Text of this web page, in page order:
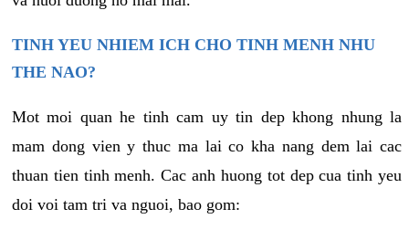
TINH YEU NHIEM ICH CHO TINH MENH NHU
THE NAO?
Mot moi quan he tinh cam uy tin dep khong nhung la
mam dong vien y thuc ma lai co kha nang dem lai cac
thuan tien tinh menh. Cac anh huong tot dep cua tinh yeu
doi voi tam tri va nguoi, bao gom: